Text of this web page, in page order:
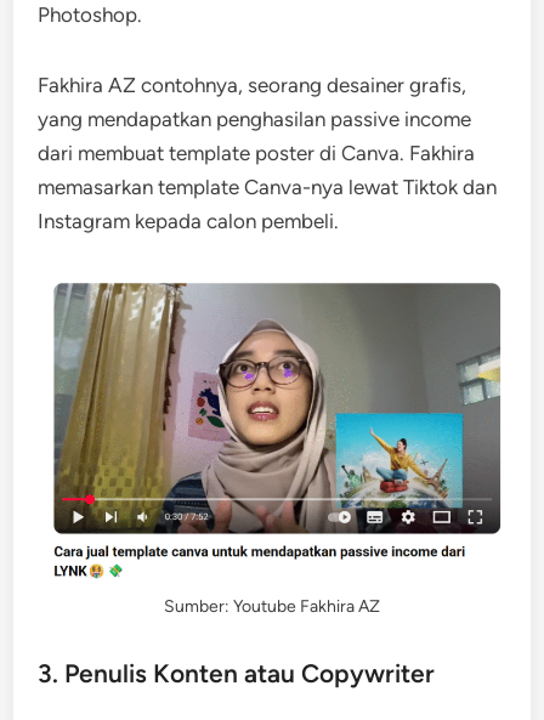
Photoshop.
Fakhira AZ contohnya, seorang desainer grafis,
yang mendapatkan penghasilan passive income
dari membuat template poster di Canva. Fakhira
memasarkan template Canva-nya lewat Tiktok dan
Instagram kepada calon pembeli.
Sumber: Youtube Fakhira AZ
3. Penulis Konten atau Copywriter